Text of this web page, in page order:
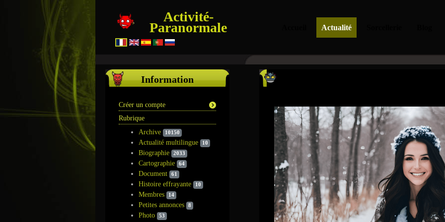
Activité-
Paranormale Actualité
Information
Créer un compte
Rubrique
Archive
10150
Actualité multilingue 10
Biographie 2033
Cartographie 64
Document 61
Histoire effrayante 10
Membres 14
Petites annonces 8
Photo 53